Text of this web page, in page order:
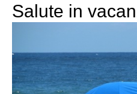
Salute in